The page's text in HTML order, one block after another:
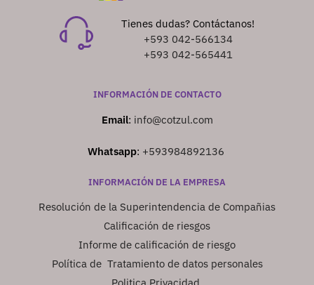
Tienes dudas? Contáctanos!
+593 042-566134
+593 042-565441
INFORMACIÓN DE CONTACTO
Email: info@cotzul.com
Whatsapp: +593984892136
INFORMACIÓN DE LA EMPRESA
Resolución de la Superintendencia de Compañias
Calificación de riesgos
Informe de calificación de riesgo
Política de Tratamiento de datos personales
Politica Privacidad